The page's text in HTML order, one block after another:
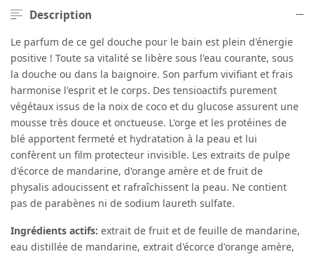
Description
Le parfum de ce gel douche pour le bain est plein d'énergie
positive ! Toute sa vitalité se libère sous l'eau courante, sous
la douche ou dans la baignoire. Son parfum vivifiant et frais
harmonise l'esprit et le corps. Des tensioactifs purement
végétaux issus de la noix de coco et du glucose assurent une
mousse très douce et onctueuse. L'orge et les protéines de
blé apportent fermeté et hydratation à la peau et lui
confèrent un film protecteur invisible. Les extraits de pulpe
d'écorce de mandarine, d'orange amère et de fruit de
physalis adoucissent et rafraîchissent la peau. Ne contient
pas de parabènes ni de sodium laureth sulfate.
Ingrédients actifs: extrait de fruit et de feuille de mandarine,
eau distillée de mandarine, extrait d'écorce d'orange amère,